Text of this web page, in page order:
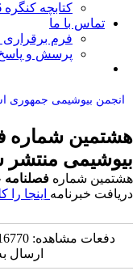
کتابچه کنگره ICBMB-2016
تماس با ما
فرم برقراری
پرسش و پاسخ
انجمن بیوشیمی جمهوری
شماره
منتشر
شمارهفصلنامه
خبرنامهاینجا را
ارسال به